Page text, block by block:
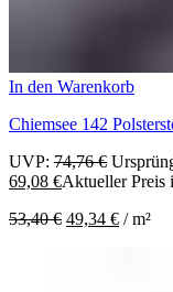
In den Warenkorb
Chiemsee 142
UVP: 74,76€
69,08 €Aktueller Preis
53,40€ 49,34 € /m²